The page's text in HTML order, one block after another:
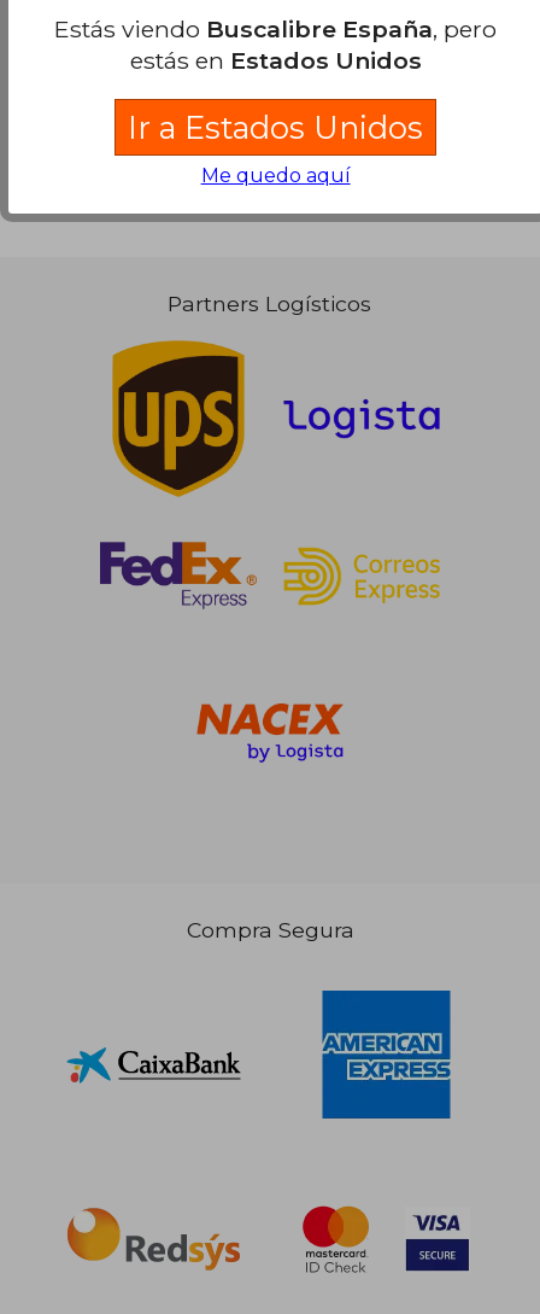
18,58 €
5%
dcto.
Se han encontrado pocos libros. PuedesRepetir
la Búsquedasin exigir que estén presentes todos
los términos buscados..
Partners Logísticos
Compra Segura
Estás viendo Buscalibre España, pero
estás en Estados Unidos
Ir a Estados Unidos
Me quedo aquí